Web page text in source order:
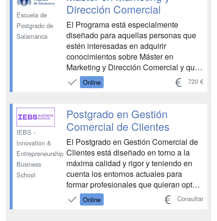
UNIDAD DIDÁCTICA 4. ÍNDICES
PSICOGRÁFICOS DEL
CONSUMIDOR MÓDULO 2.
PERSUASIÓN Y CAMBIO DE ACTIT...
Escuela de
Postgrado de
Salamanca
Dirección Comercial
El Programa está especialmente
diseñado para aquellas personas que
estén interesadas en adquirir
conocimientos sobre Máster en
Marketing y Dirección Comercial y que
quieran asegurarse un recorrido
ascendente en esta área, con una
competencias. Permite conocer sobre
el marketing tradicional, la publicidad
tr...
Online 720 €
IEBS -
Innovation &
Entrepreneurship
Business
School
Postgrado en Gestión
Comercial de Clientes
El Postgrado en Gestión Comercial de
Clientes está diseñado en torno a la
máxima calidad y rigor y teniendo en
cuenta los entornos actuales para
formar profesionales que quieran optar
a los altos cargos de decisión y
management dentro de la actividad
Online Consultar